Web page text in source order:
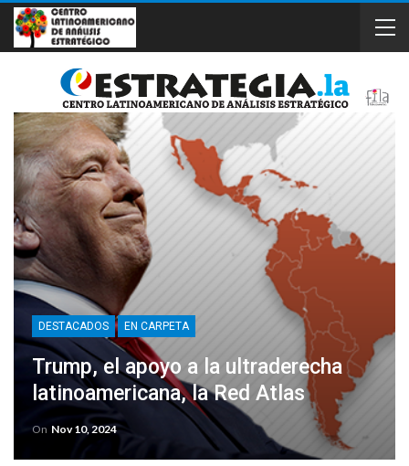
DESTACADOS EN CARPETA
Trump, el apoyo a la ultraderecha
latinoamericana, la Red Atlas
On Nov 10, 2024